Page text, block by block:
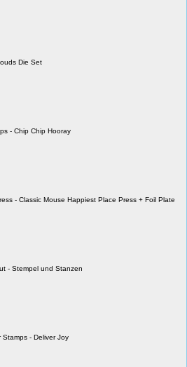
Die Set
- Chip Chip Hooray
- Classic Mouse Happiest Place Press + Foil Plate
- Stempel und Stanzen
- Deliver Joy